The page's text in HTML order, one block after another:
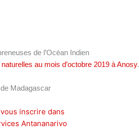
de l’Océan Indien
au mois d’octobre 2019 à Anosy.